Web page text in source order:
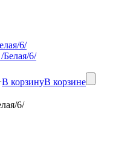
6/
В корзинуВ корзине
6/